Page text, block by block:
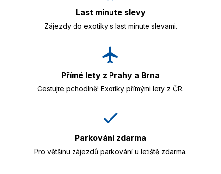
Last minute slevy
Zájezdy do exotiky s last minute slevami.
Přímé lety z Prahy a Brna
Cestujte pohodlně! Exotiky přímými lety z ČR.
Parkování zdarma
Pro většinu zájezdů parkování u letiště zdarma.